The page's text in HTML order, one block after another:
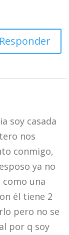
Responder
soy casada
nos
conmigo,
ya no
como una
él tiene 2
pero no se
por q soy